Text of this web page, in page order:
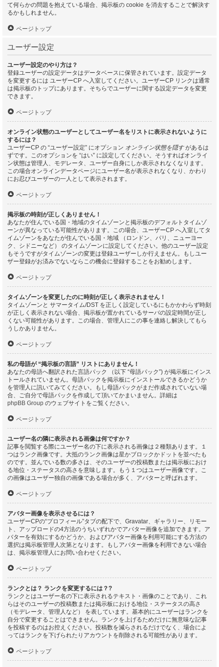
て何らかの問題を抱えている場合、掲示板の cookie を消去することで解決す
るかもしれません。
ページトップ
ユーザー設定
ユーザー設定のやり方は？
登録ユーザーの設定データはデータベースに保管されています。設定データ
を変更するには ユーザーCP へ入室してください。ユーザーCP リンクは通常
は掲示板のトップにあります。そちらでユーザーに関する設定データを変更
できます。
ページトップ
オンライン状態のユーザーとしてユーザー名をリストに表示されないように
するには？
ユーザーCP の “ユーザー設定” にオプション オンライン状態を隠すがあるは
ずです。このオプションを “はい” に設定してください。そうすればオンライ
ン状態は管理人、モデレータ、ユーザー自身にしか表示されなくなります。
この場合オンラインデータページにユーザー名が表示されなくなり、かわり
にお忍びユーザーの一人として表示されます。
ページトップ
掲示板の時刻が正しくありません！
あなたが住んでいる国・地域のタイムゾーンと掲示板のデフォルトタイムゾ
ーンが異なっている可能性があります。この場合、ユーザーCP へ入室してタ
イムゾーンをあなたが住んでいる国・地域 （ロンドン、パリ、ニューヨー
ク、シドニーなど） のタイムゾーンに設定してください。他のユーザー設定
もそうですがタイムゾーンの変更は登録ユーザーしか行えません。もしユー
ザー登録がお済みでないならこの機会に登録することをお勧めします。
ページトップ
タイムゾーンを変更したのに時刻が正しく表示されません！
タイムゾーンと サマータイム/DST を正しく設定しているにもかかわらず時刻
が正しく表示されない場合、掲示板が置かれているサーバの設定時間が正し
くない可能性があります。この場合、管理人にこの事を連絡し解決してもら
うしかありません。
ページトップ
私の母語が “掲示板の言語” リストにありません！
あなたの母語へ翻訳された言語パック （以下 “母語パック”) が掲示板にインス
トールされていません。母語パックを掲示板にインストールできるかどうか
を管理人に訊いてみてください。もし母語パックがまだ作成されていない場
合、ご自分で母語パックを作成して頂いてかまいません。詳細は
phpBB Group のウェブサイトをご覧ください。
ページトップ
ユーザー名の隣に表示される画像は何ですか？
記事を閲覧する際にユーザー名の下に表示される画像は２種類あります。１
つはランク画像です。大抵のランク画像は星かブロックかドットを並べたも
のです。並んでいる数の多さは、そのユーザーの投稿数または掲示板におけ
る地位・ステータスの高さを意味します。もう１つはユーザー画像です。こ
の画像はユーザー独自の画像である場合が多く、アバターと呼ばれます。
ページトップ
アバター画像を表示させるには？
ユーザーCPの“プロフィール”タブの配下で、Gravatar、ギャラリー、リモー
ト、アップロードの4方法のうちいずれかでアバター画像を追加できます。ア
バターを有効にするかどうか、およびアバター画像を利用可能にする方法の
選択は掲示板管理人次第となります。もしアバター画像を利用できない場合
は、掲示板管理人にお問い合わせください。
ページトップ
ランクとは？ ランクを変更するには？?
ランクとはユーザー名の下に表示されるテキスト・画像のことであり、これ
らはそのユーザーの投稿数または掲示板における地位・ステータスの高さ
（モデレータ、管理人など） を表しています。基本的にユーザーはランクを
自分で変更することはできません。ランクを上げるためだけに無意味な記事
を投稿するのはお控えください。投稿数を減らされるだけでなく、場合によ
ってはランクを下げられたりアカウントを削除される可能性があります。
ページトップ